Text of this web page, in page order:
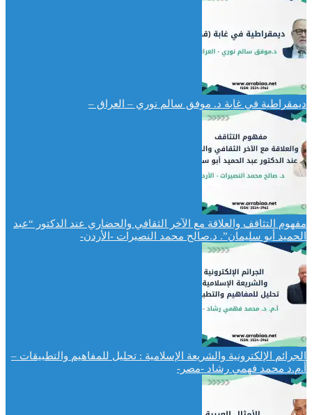
ديمقراطية في غابة د. موفق سالم نوري – العراق –
مفهوم التثاقف والعلاقة مع الآخر الثقافي والحضاري عند الدكتور “عبد
الحميد أبو سليمان”. د.صالح محمد النصيرات -الأردن-
الجرائم الإلكترونية والشريعة الإسلامية : تحليل للمفاهيم والتطبيقات –
أ.م.د محمد فهمي رشاد -مصر-